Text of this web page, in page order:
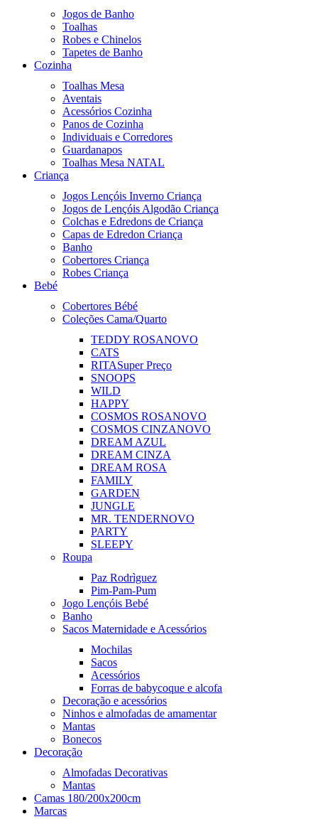
Jogos de Banho
Toalhas
Robes e Chinelos
Tapetes de Banho
Cozinha
Toalhas Mesa
Aventais
Acessórios Cozinha
Panos de Cozinha
Individuais e Corredores
Guardanapos
Toalhas Mesa NATAL
Criança
Jogos Lençóis Inverno Criança
Jogos de Lençóis Algodão Criança
Colchas e Edredons de Criança
Capas de Edredon Criança
Banho
Cobertores Criança
Robes Criança
Bebé
Cobertores Bébé
Coleções Cama/Quarto
TEDDY ROSANOVO
CATS
RITASuper Preço
SNOOPS
WILD
HAPPY
COSMOS ROSANOVO
COSMOS CINZANOVO
DREAM AZUL
DREAM CINZA
DREAM ROSA
FAMILY
GARDEN
JUNGLE
MR. TENDERNOVO
PARTY
SLEEPY
Roupa
Paz Rodrìguez
Pim-Pam-Pum
Jogo Lençóis Bebé
Banho
Sacos Maternidade e Acessórios
Mochilas
Sacos
Acessórios
Forras de babycoque e alcofa
Decoração e acessórios
Ninhos e almofadas de amamentar
Mantas
Bonecos
Decoração
Almofadas Decorativas
Mantas
Camas 180/200x200cm
Marcas